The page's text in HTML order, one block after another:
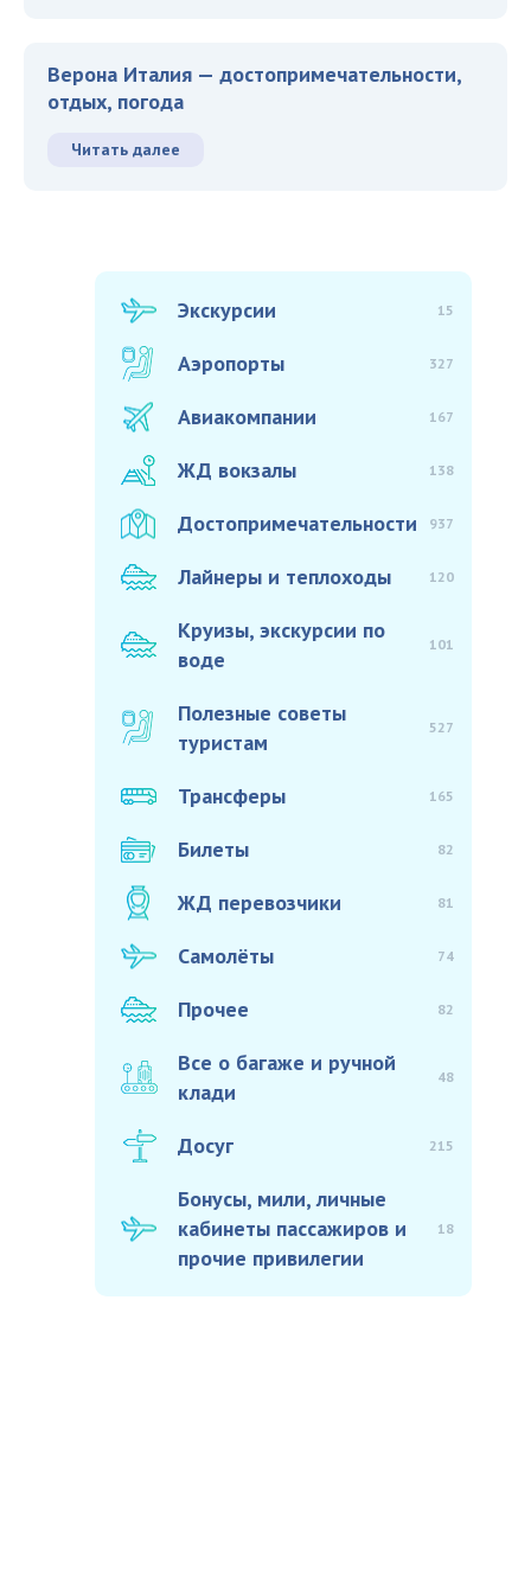
Верона Италия — достопримечательности,
отдых, погода
Читать далее
Экскурсии 15
Аэропорты 327
Авиакомпании 167
ЖД вокзалы 138
Достопримечательности 937
Лайнеры и теплоходы 120
Круизы, экскурсии по
воде
101
Полезные советы
туристам
527
Трансферы 165
Билеты 82
ЖД перевозчики 81
Самолёты 74
Прочее 82
Все о багаже и ручной
клади
48
Досуг 215
Бонусы, мили, личные
кабинеты пассажиров и
прочие привилегии
18